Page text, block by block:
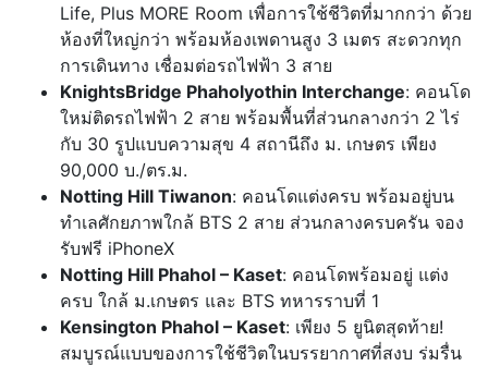
Life, Plus MORE Room เพื่อการใช้ชีวิตที่มากกว่า ด้วย
ห้องที่ใหญ่กว่า พร้อมห้องเพดานสูง 3 เมตร สะดวกทุก
การเดินทาง เชื่อมต่อรถไฟฟ้า 3 สาย
KnightsBridge Phaholyothin Interchange: คอนโด
ใหม่ติดรถไฟฟ้า 2 สาย พร้อมพื้นที่ส่วนกลางกว่า 2 ไร่
กับ 30 รูปแบบความสุข 4 สถานีถึง ม. เกษตร เพียง
90,000 บ./ตร.ม.
Notting Hill Tiwanon: คอนโดแต่งครบ พร้อมอยู่บน
ทำเลศักยภาพใกล้ BTS 2 สาย ส่วนกลางครบครัน จอง
รับฟรี iPhoneX
Notting Hill Phahol – Kaset: คอนโดพร้อมอยู่ แต่ง
ครบ ใกล้ ม.เกษตร และ BTS ทหารราบที่ 1
Kensington Phahol – Kaset: เพียง 5 ยูนิตสุดท้าย!
สมบูรณ์แบบของการใช้ชีวิตในบรรยากาศที่สงบ ร่มรื่น